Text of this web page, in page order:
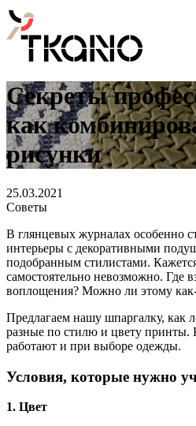
Секреты
как
рисунки
25.03.2021
Советы
В глянцевых журналах особенно
интерьеры с декоративными
подобранным стилистами.
самостоятельно невозможно. Где
воплощения? Можно ли этому как-
Предлагаем нашу шпаргалку, как
разные по стилю и цвету принты.
работают и при выборе одежды.
Условия, которые нужно
1. Цвет